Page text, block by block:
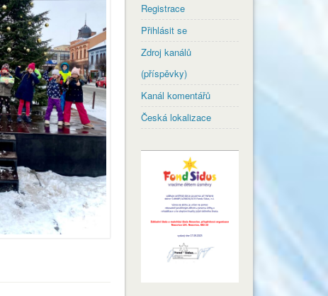
Registrace
Přihlásit se
Zdroj kanálů
(příspěvky)
Kanál komentářů
Česká lokalizace